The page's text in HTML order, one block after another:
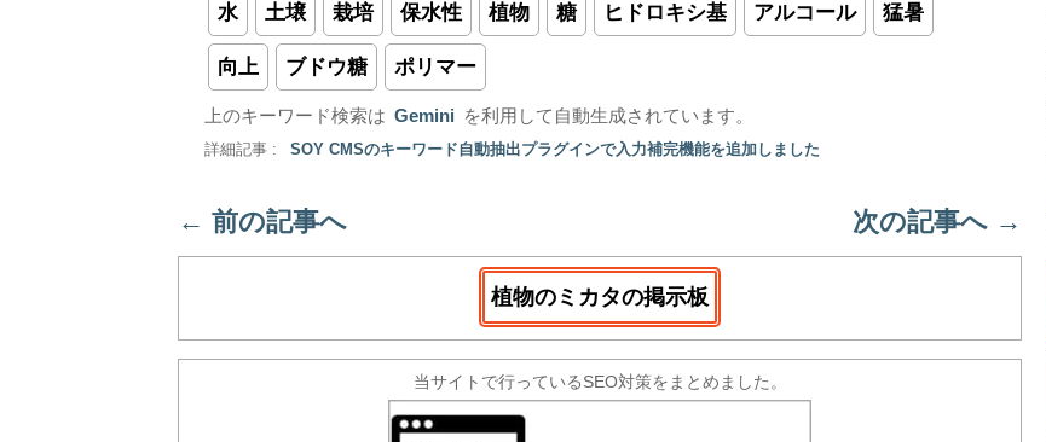
水 土壌 栽培 保水性 植物 糖 ヒドロキシ基 アルコール 猛暑
向上 ブドウ糖 ポリマー
上のキーワード検索は Gemini を利用して自動生成されています。
詳細記事 : SOY CMSのキーワード自動抽出プラグインで入力補完機能を追加しました
← 前の記事へ 次の記事へ →
植物のミカタの掲示板
当サイトで行っているSEO対策をまとめました。